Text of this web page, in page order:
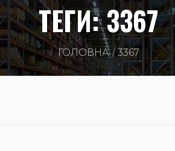
ТЕГИ: 3367
ГОЛОВНА 3367